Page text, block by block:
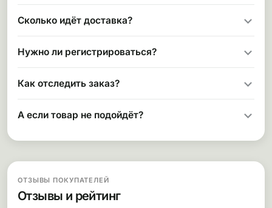
Сколько идёт доставка?
Нужно ли регистрироваться?
Как отследить заказ?
А если товар не подойдёт?
ОТЗЫВЫ ПОКУПАТЕЛЕЙ
Отзывы и рейтинг